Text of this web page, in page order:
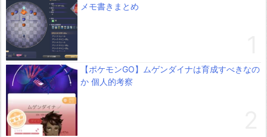
メモ書きまとめ
【ポケモンGO】ムゲンダイナは育成すべきなの
か 個人的考察